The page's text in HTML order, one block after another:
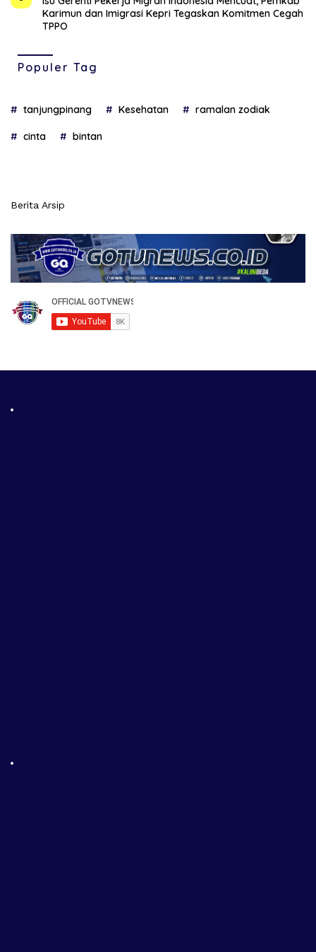
Karimun dan Imigrasi Kepri Tegaskan Komitmen Cegah
TPPO
Populer Tag
tanjungpinang Kesehatan ramalan zodiak
cinta bintan
Berita Arsip